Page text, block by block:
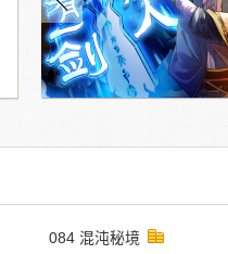
084 混沌秘境